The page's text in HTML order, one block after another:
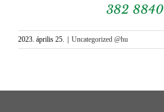
382 8840
2023. április 25. Uncategorized @hu